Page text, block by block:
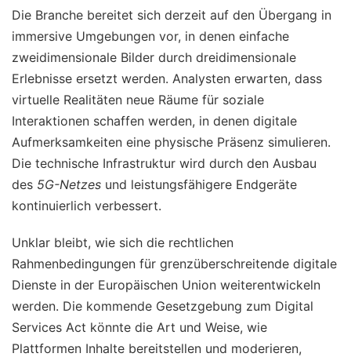
Die Branche bereitet sich derzeit auf den Übergang in
immersive Umgebungen vor, in denen einfache
zweidimensionale Bilder durch dreidimensionale
Erlebnisse ersetzt werden. Analysten erwarten, dass
virtuelle Realitäten neue Räume für soziale
Interaktionen schaffen werden, in denen digitale
Aufmerksamkeiten eine physische Präsenz simulieren.
Die technische Infrastruktur wird durch den Ausbau
des 5G-Netzes und leistungsfähigere Endgeräte
kontinuierlich verbessert.
Unklar bleibt, wie sich die rechtlichen
Rahmenbedingungen für grenzüberschreitende digitale
Dienste in der Europäischen Union weiterentwickeln
werden. Die kommende Gesetzgebung zum Digital
Services Act könnte die Art und Weise, wie
Plattformen Inhalte bereitstellen und moderieren,